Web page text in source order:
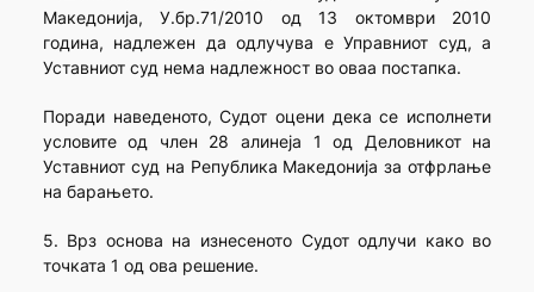
Македонија, У.бр.71/2010 од 13 октомври 2010
година, надлежен да одлучува е Управниот суд, а
Уставниот суд нема надлежност во оваа постапка.
Поради наведеното, Судот оцени дека се исполнети
условите од член 28 алинеја 1 од Деловникот на
Уставниот суд на Република Македонија за отфрлање
на барањето.
5. Врз основа на изнесеното Судот одлучи како во
точката 1 од ова решение.